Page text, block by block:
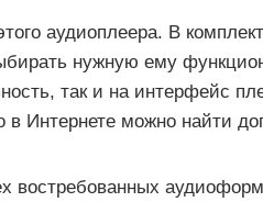
аудиоплеера. В
нужную ему
так и на интерфейс
в Интернете можно найти
востребованных